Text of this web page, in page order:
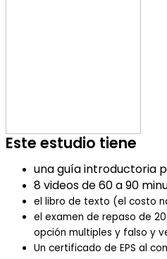
Este estudio tiene
una guía introductoria
8 videos de 60 a 90
el libro de texto (el costo
el examen de repaso de
opción multiples y falso y
Un certificado de EPS al